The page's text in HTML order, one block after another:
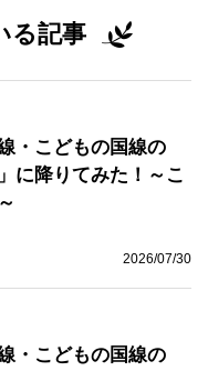
る記事
・こどもの国線の
に降りてみた！～こ
2026/07/30
・こどもの国線の